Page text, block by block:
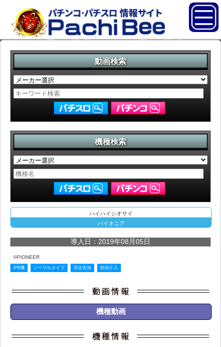
動画検索
機種検索
ハイハイシオサイ
パイオニア
導入日：2019年08月05日
©PIONEER
6号機 ノーマルタイプ 完全告知 技術介入
機種動画